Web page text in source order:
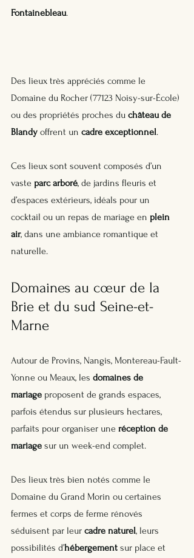
Fontainebleau.
Des lieux très appréciés comme le
Domaine du Rocher (77123 Noisy-sur-École)
ou des propriétés proches du château de
Blandy offrent un cadre exceptionnel.
Ces lieux sont souvent composés d’un
vaste parc arboré, de jardins fleuris et
d’espaces extérieurs, idéals pour un
cocktail ou un repas de mariage en plein
air, dans une ambiance romantique et
naturelle.
Domaines au cœur de la
Brie et du sud Seine-et-
Marne
Autour de Provins, Nangis, Montereau-Fault-
Yonne ou Meaux, les domaines de
mariage proposent de grands espaces,
parfois étendus sur plusieurs hectares,
parfaits pour organiser une réception de
mariage sur un week-end complet.
Des lieux très bien notés comme le
Domaine du Grand Morin ou certaines
fermes et corps de ferme rénovés
séduisent par leur cadre naturel, leurs
possibilités d’hébergement sur place et